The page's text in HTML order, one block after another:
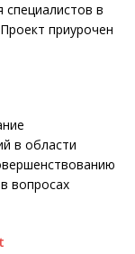
специалистов в
приурочен
в области
вопросах